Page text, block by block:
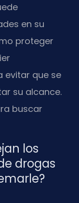
en su
proteger
evitar que se
su alcance.
buscar
los
drogas